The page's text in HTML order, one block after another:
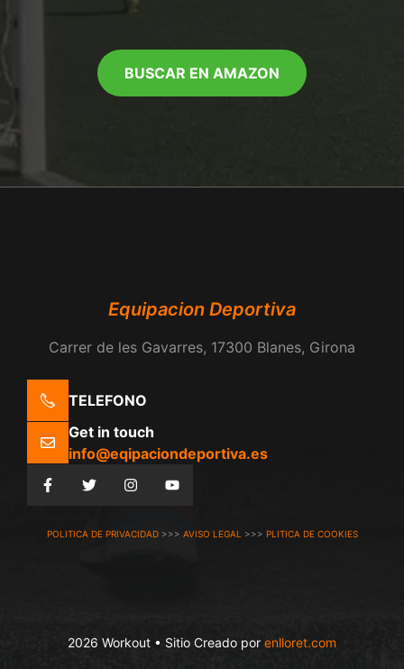
BUSCAR EN AMAZON
Equipacion Deportiva
Carrer de les Gavarres, 17300 Blanes, Girona
TELEFONO
Get in touch
info@eqipaciondeportiva.es
POLITICA DE PRIVACIDAD>>> AVISO LEGAL>>> PLITICA DE COOKIES
2026 Workout • Sitio Creado por enlloret.com